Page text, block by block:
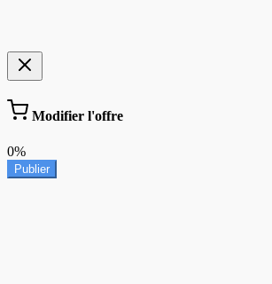
Modifier l'offre
0%
Publier